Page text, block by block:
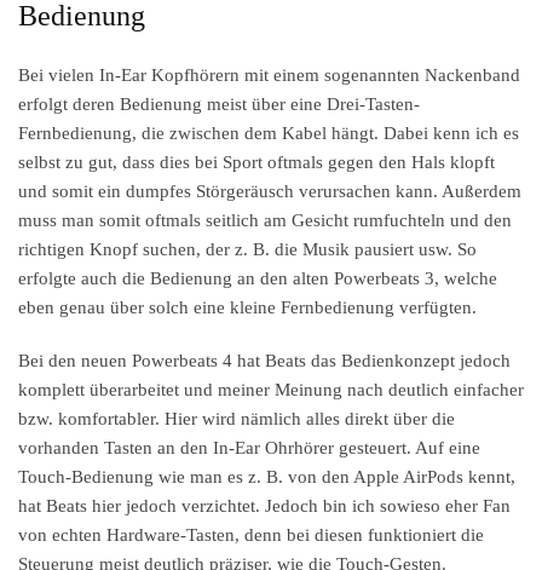
Bedienung
Bei vielen In-Ear Kopfhörern mit einem sogenannten Nackenband
erfolgt deren Bedienung meist über eine Drei-Tasten-
Fernbedienung, die zwischen dem Kabel hängt. Dabei kenn ich es
selbst zu gut, dass dies bei Sport oftmals gegen den Hals klopft
und somit ein dumpfes Störgeräusch verursachen kann. Außerdem
muss man somit oftmals seitlich am Gesicht rumfuchteln und den
richtigen Knopf suchen, der z. B. die Musik pausiert usw. So
erfolgte auch die Bedienung an den alten Powerbeats 3, welche
eben genau über solch eine kleine Fernbedienung verfügten.
Bei den neuen Powerbeats 4 hat Beats das Bedienkonzept jedoch
komplett überarbeitet und meiner Meinung nach deutlich einfacher
bzw. komfortabler. Hier wird nämlich alles direkt über die
vorhanden Tasten an den In-Ear Ohrhörer gesteuert. Auf eine
Touch-Bedienung wie man es z. B. von den Apple AirPods kennt,
hat Beats hier jedoch verzichtet. Jedoch bin ich sowieso eher Fan
von echten Hardware-Tasten, denn bei diesen funktioniert die
Steuerung meist deutlich präziser, wie die Touch-Gesten.